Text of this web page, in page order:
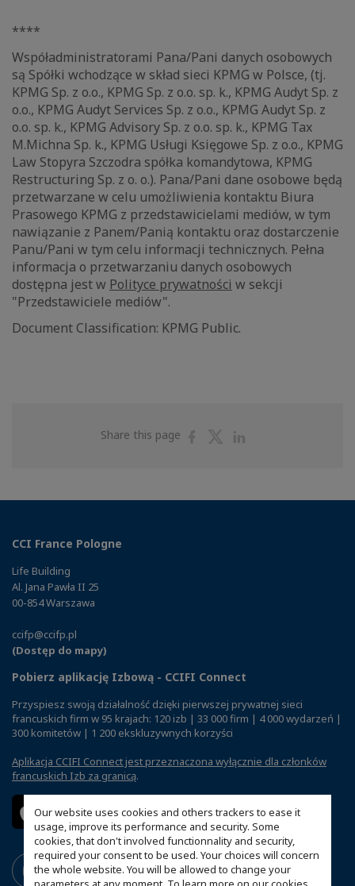
Our website uses cookies and others trackers to ease it
usage, improve its performance and security. Some
cookies, that don't involved functionnality and security,
required your consent to be used. Your choices will concern
the whole website. You will be allowed to change your
****
Współadministratorami Pana/Pani danych osobowych
są Spółki wchodzące w skład sieci KPMG w Polsce, (tj.
KPMG Sp. z o.o., KPMG Sp. z o.o. sp. k., KPMG Audyt Sp. z
o.o., KPMG Audyt Services Sp. z o.o., KPMG Audyt Sp. z
o.o. sp. k., KPMG Advisory Sp. z o.o. sp. k., KPMG Tax
M.Michna Sp. k., KPMG Usługi Księgowe Sp. z o.o., KPMG
Law Stopyra Szczodra spółka komandytowa, KPMG
Restructuring Sp. z o. o.). Pana/Pani dane osobowe będą
przetwarzane w celu umożliwienia kontaktu Biura
Prasowego KPMG z przedstawicielami mediów, w tym
nawiązanie z Panem/Panią kontaktu oraz dostarczenie
Panu/Pani w tym celu informacji technicznych. Pełna
informacja o przetwarzaniu danych osobowych
dostępna jest w Polityce prywatności w sekcji
"Przedstawiciele mediów".
Document Classification: KPMG Public.
Share this page
ShareShare
CCI France Pologne
Life Building
Al. Jana Pawła II 25
00-854 Warszawa
ccifp@ccifp.pl
(Dostęp do mapy)
Pobierz aplikację Izbową - CCIFI Connect
Przyspiesz swoją działalność dzięki pierwszej prywatnej sieci
francuskich firm w 95 krajach: 120 izb | 33 000 firm | 4 000 wydarzeń |
300 komitetów | 1 200 ekskluzywnych korzyści
Aplikacja CCIFI Connect jest przeznaczona wyłącznie dla członków
francuskich Izb za granicą.